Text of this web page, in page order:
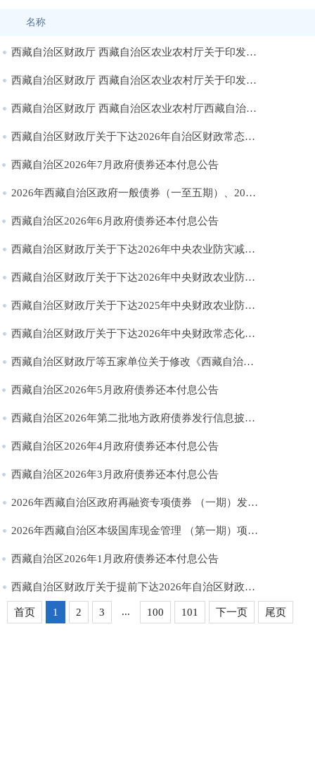
名称
西藏自治区财政厅 西藏自治区农业农村厅关于印发《西藏自治区生猪 （牛羊）调出大县奖励资金管理办法》的通知
西藏自治区财政厅 西藏自治区农业农村厅关于印发《西藏自治区农村综合改革转移支付资金管理办法》的通知
西藏自治区财政厅 西藏自治区农业农村厅西藏自治区水利厅关于印发《西藏自治区农业防灾减灾和水利救灾资金管理实施细则》的通知
西藏自治区财政厅关于下达2026年自治区财政常态化帮扶资金预算的通知
西藏自治区2026年7月政府债券还本付息公告
2026年西藏自治区政府一般债券（一至五期）、2026年西藏自治区政府专项债券（一至五期）发行结果公告
西藏自治区2026年6月政府债券还本付息公告
西藏自治区财政厅关于下达2026年中央农业防灾减灾和水利救灾资金预算（防灾救灾第二批）的通知
西藏自治区财政厅关于下达2026年中央财政农业防灾减灾和水利救灾资金预算（动物防疫补助）的通知
西藏自治区财政厅关于下达2025年中央财政农业防灾减灾和水利救灾资金预算（防灾救灾第十一批）的通知
西藏自治区财政厅关于下达2026年中央财政常态化帮扶资金预算的通知
西藏自治区财政厅等五家单位关于修改《西藏自治区防空地下室易地建设费征收管理暂行办法》部分条款的通知
西藏自治区2026年5月政府债券还本付息公告
西藏自治区2026年第二批地方政府债券发行信息披露公告
西藏自治区2026年4月政府债券还本付息公告
西藏自治区2026年3月政府债券还本付息公告
2026年西藏自治区政府再融资专项债券 （一期）发行结果公告
2026年西藏自治区本级国库现金管理 （第一期）项目中标结果公告
西藏自治区2026年1月政府债券还本付息公告
西藏自治区财政厅关于提前下达2026年自治区财政衔接推进乡村振兴补助资金预算的通知
首页 1 2 3 ... 100 101 下一页 尾页